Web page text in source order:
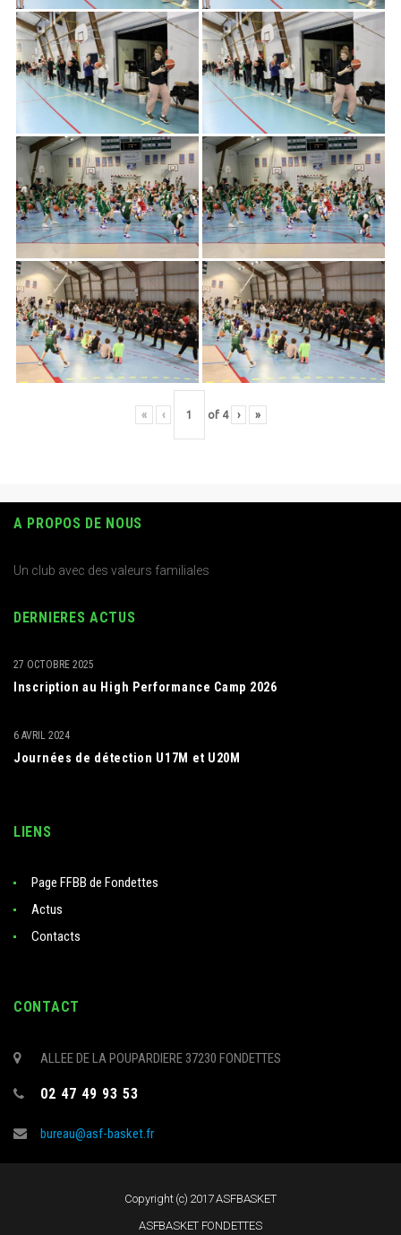
« ‹ of 4 › »
A PROPOS DE NOUS
Un club avec des valeurs familiales
DERNIERES ACTUS
Inscription au High Performance Camp 2026
27 OCTOBRE 2025
Journées de détection U17M et U20M
6 AVRIL 2024
LIENS
Page FFBB de Fondettes
Actus
Contacts
CONTACT
ALLEE DE LA POUPARDIERE 37230 FONDETTES
02 47 49 93 53
bureau@asf-basket.fr
Copyright (c) 2017 ASFBASKET
ASFBASKET FONDETTES